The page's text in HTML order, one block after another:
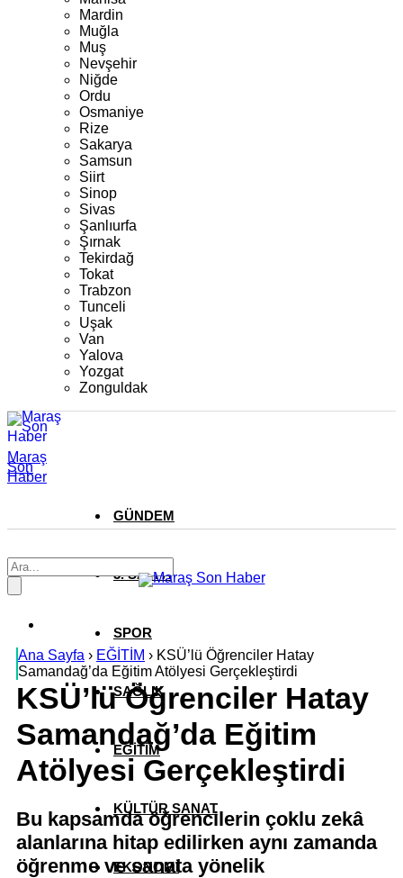
Mardin
Muğla
Muş
Nevşehir
Niğde
Ordu
Osmaniye
Rize
Sakarya
Samsun
Siirt
Sinop
Sivas
Şanlıurfa
Şırnak
Tekirdağ
Tokat
Trabzon
Tunceli
Uşak
Van
Yalova
Yozgat
Zonguldak
Maraş
Son
Haber
GÜNDEM
3. SAYFA
SPOR
SAĞLIK
EĞİTİM
KÜLTÜR SANAT
EKONOMİ
Ana Sayfa › EĞİTİM › KSÜ’lü Öğrenciler Hatay
Samandağ’da Eğitim Atölyesi Gerçekleştirdi
KSÜ’lü Öğrenciler Hatay
Samandağ’da Eğitim
Atölyesi Gerçekleştirdi
Bu kapsamda öğrencilerin çoklu zekâ
alanlarına hitap edilirken aynı zamanda
öğrenme ve sanata yönelik